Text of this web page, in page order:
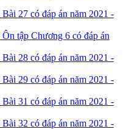
27 có đáp án năm 2021 -
tập Chương 6 có đáp án
28 có đáp án năm 2021 -
29 có đáp án năm 2021 -
31 có đáp án năm 2021 -
32 có đáp án năm 2021 -